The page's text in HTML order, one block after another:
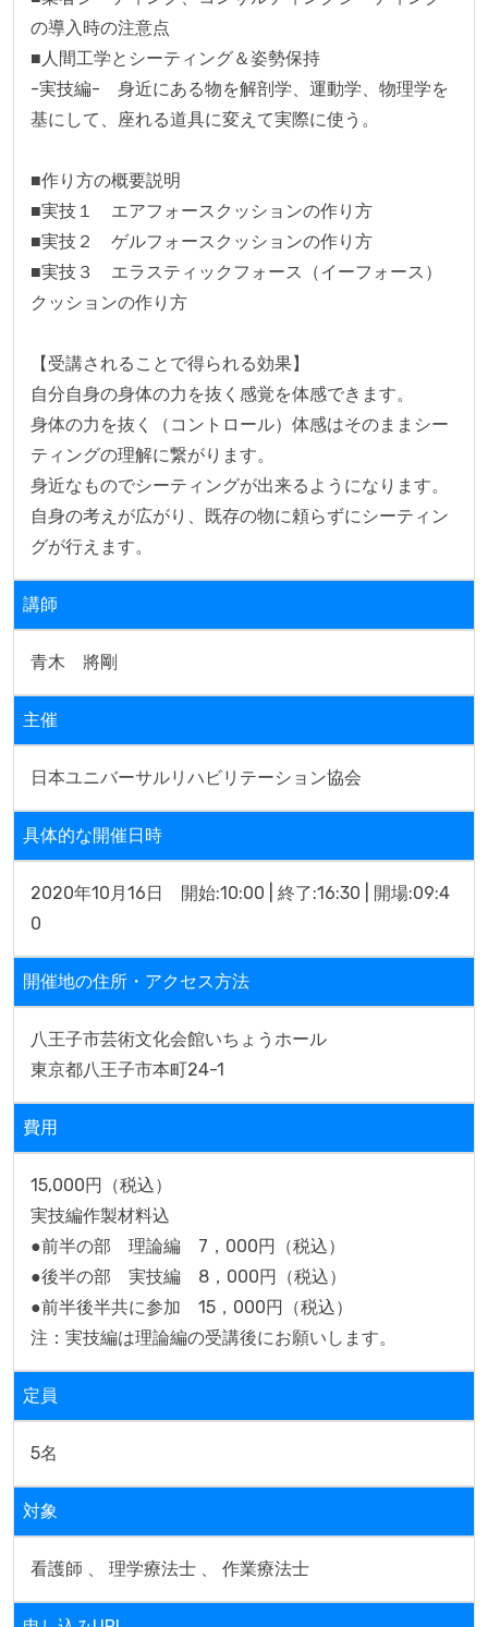
の導入時の注意点
■人間工学とシーティング＆姿勢保持
-実技編-　身近にある物を解剖学、運動学、物理学を
基にして、座れる道具に変えて実際に使う。
■作り方の概要説明
■実技１　エアフォースクッションの作り方
■実技２　ゲルフォースクッションの作り方
■実技３　エラスティックフォース（イーフォース）
クッションの作り方
【受講されることで得られる効果】
自分自身の身体の力を抜く感覚を体感できます。
身体の力を抜く（コントロール）体感はそのままシー
ティングの理解に繋がります。
身近なものでシーティングが出来るようになります。
自身の考えが広がり、既存の物に頼らずにシーティン
グが行えます。
講師
青木　將剛
主催
日本ユニバーサルリハビリテーション協会
具体的な開催日時
2020年10月16日　開始:10:00 | 終了:16:30 | 開場:09:4
開催地の住所・アクセス方法
八王子市芸術文化会館いちょうホール
東京都八王子市本町24-1
費用
15,000円（税込）
実技編作製材料込
●前半の部　理論編　7，000円（税込）
●後半の部　実技編　8，000円（税込）
●前半後半共に参加　15，000円（税込）
注：実技編は理論編の受講後にお願いします。
定員
5名
対象
看護師 、 理学療法士 、 作業療法士